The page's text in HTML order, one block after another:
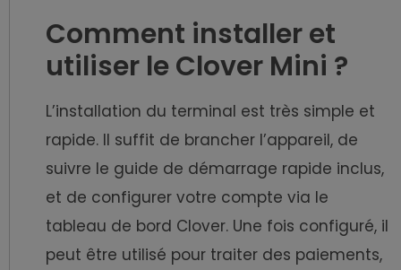
Comment installer et
utiliser le Clover Mini ?
L’installation du terminal est très simple et
rapide. Il suffit de brancher l’appareil, de
suivre le guide de démarrage rapide inclus,
et de configurer votre compte via le
tableau de bord Clover. Une fois configuré, il
peut être utilisé pour traiter des paiements,